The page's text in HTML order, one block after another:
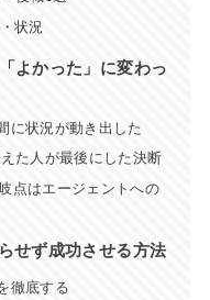
状況
よかった」に変わっ
に状況が動き出した
た人が最後にした決断
点はエージェントへの
せず成功させる方法
徹底する